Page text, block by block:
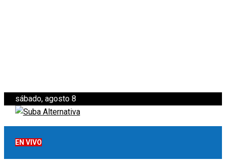
sábado, agosto 8
EN VIVO